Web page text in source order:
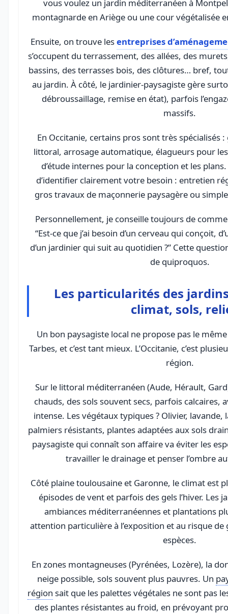
vous voulez un jardin méditerranéen à
montagnarde en Ariège ou une cour végétalisée
Ensuite, on trouve lesentreprises
s’occupent du terrassement, des allées, des
bassins, des terrasses bois, des clôtures… bref,
au jardin. À côté, le jardinier-paysagiste gère
débroussaillage, remise en état), parfois
massifs.
En Occitanie, certains pros sont très spécialisés
littoral, arrosage automatique, élagueurs pour
d’étude internes pour la conception et les plans.
d’identifier clairement votre besoin : entretien
gros travaux de maçonnerie paysagère ou
Personnellement, je conseille toujours de
“Est-ce que j’ai besoin d’un cerveau qui conçoit,
d’un jardinier qui suit au quotidien ?” Cette
de quiproquos.
Les particularités des
climat, sols,
Un bon paysagiste local ne propose pas le
Tarbes, et c’est tant mieux. L’Occitanie, c’est
région.
Sur le littoral méditerranéen (Aude, Hérault,
chauds, des sols souvent secs, parfois calcaires,
intense. Les végétaux typiques ? Olivier, lavande,
palmiers résistants, plantes adaptées aux sols
paysagiste qui connaît son affaire va éviter les
travailler le drainage et penser l’ombre
Côté plaine toulousaine et Garonne, le climat est
épisodes de vent et parfois des gels l’hiver. Les
ambiances méditerranéennes et plantations
attention particulière à l’exposition et au risque
espèces.
En zones montagneuses (Pyrénées, Lozère), la
neige possible, sols souvent plus pauvres. Un
région sait que les palettes végétales ne sont pas
des plantes résistantes au froid, en prévoyant